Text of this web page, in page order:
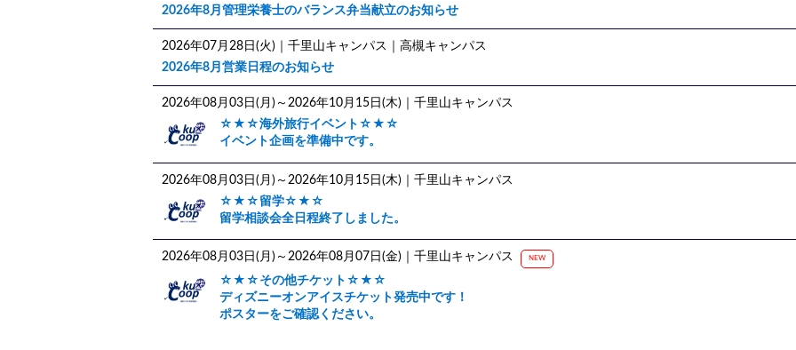
2026年8月管理栄養士のバランス弁当献立のお知らせ
2026年07月28日(火) ｜千里山キャンパス｜高槻キャンパス
2026年8月営業日程のお知らせ
2026年08月03日(月)～2026年10月15日(木) ｜千里山キャンパス
☆★☆海外旅行イベント☆★☆
イベント企画を準備中です。
2026年08月03日(月)～2026年10月15日(木) ｜千里山キャンパス
☆★☆留学☆★☆
留学相談会全日程終了しました。
2026年08月03日(月)～2026年08月07日(金) ｜千里山キャンパス NEW
☆★☆その他チケット☆★☆
ディズニーオンアイスチケット発売中です！
ポスターをご確認ください。